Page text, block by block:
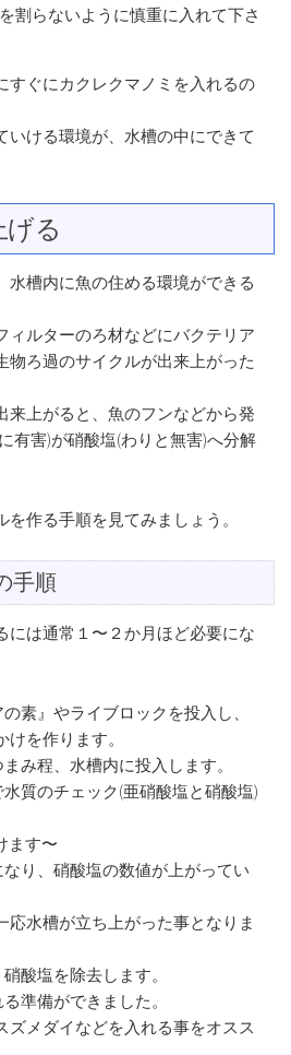
割らないように慎重に入れて下さ
すぐにカクレクマノミを入れるの
いける環境が、水槽の中にできて
る
水槽内に魚の住める環境ができる
ィルターのろ材などにバクテリア
物ろ過のサイクルが出来上がった
来上がると、魚のフンなどから発
有害)が硝酸塩(わりと無害)へ分解
作る手順を見てみましょう。
手順
には通常１〜２か月ほど必要にな
素』やライブロックを投入し、
を作ります。
み程、水槽内に投入します。
質のチェック(亜硝酸塩と硝酸塩)
ます〜
り、硝酸塩の数値が上がってい
応水槽が立ち上がった事となりま
酸塩を除去します。
準備ができました。
メダイなどを入れる事をオスス